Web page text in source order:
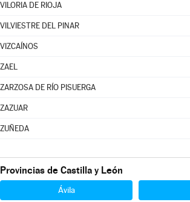
VILORIA DE RIOJA
VILVIESTRE DEL PINAR
VIZCAÍNOS
ZAEL
ZARZOSA DE RÍO PISUERGA
ZAZUAR
ZUÑEDA
Provincias de Castilla y León
Ávila